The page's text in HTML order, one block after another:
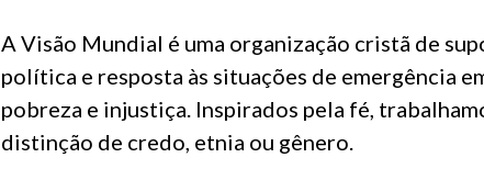
A Visão Mundial é uma organização cristã de
política e resposta às situações de emergência
pobreza e injustiça. Inspirados pela fé,
distinção de credo, etnia ou gênero.